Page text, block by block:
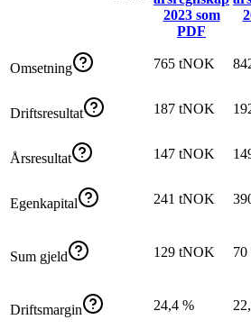
2023som
PDF
Omsetning 765 tNOK
Driftsresultat 187 tNOK
Årsresultat 147 tNOK
Egenkapital 241 tNOK
Sum gjeld 129 tNOK
Driftsmargin 24,4 %